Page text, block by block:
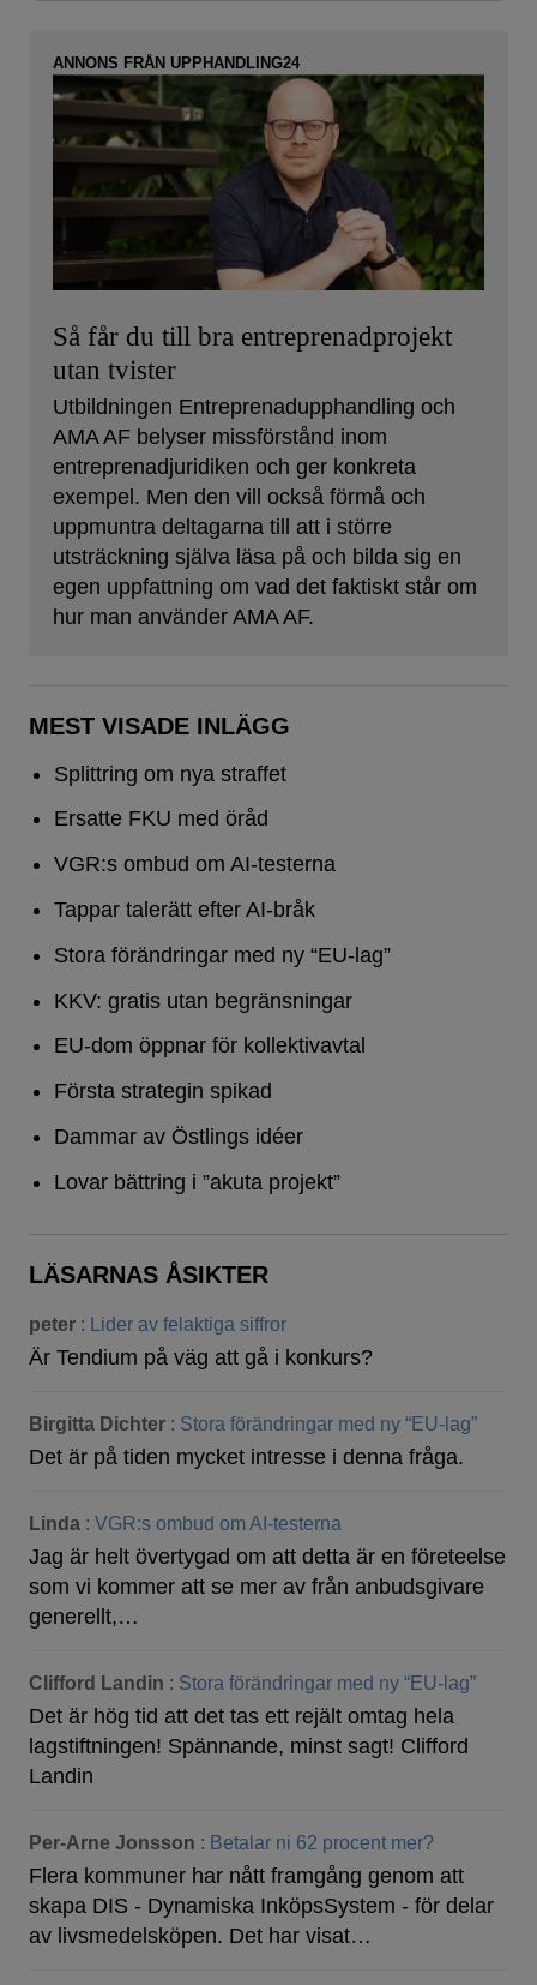
ANNONS FRÅN UPPHANDLING24
Så får du till bra entreprenadprojekt
utan tvister
Utbildningen Entreprenadupphandling och
AMA AF belyser missförstånd inom
entreprenadjuridiken och ger konkreta
exempel. Men den vill också förmå och
uppmuntra deltagarna till att i större
utsträckning själva läsa på och bilda sig en
egen uppfattning om vad det faktiskt står om
hur man använder AMA AF.
MEST VISADE INLÄGG
Splittring om nya straffet
Ersatte FKU med öråd
VGR:s ombud om AI-testerna
Tappar talerätt efter AI-bråk
Stora förändringar med ny “EU-lag”
KKV: gratis utan begränsningar
EU-dom öppnar för kollektivavtal
Första strategin spikad
Dammar av Östlings idéer
Lovar bättring i ”akuta projekt”
LÄSARNAS ÅSIKTER
peter : Lider av felaktiga siffror
Är Tendium på väg att gå i konkurs?
Birgitta Dichter : Stora förändringar med ny “EU-lag”
Det är på tiden mycket intresse i denna fråga.
Linda : VGR:s ombud om AI-testerna
Jag är helt övertygad om att detta är en företeelse
som vi kommer att se mer av från anbudsgivare
generellt,…
Clifford Landin : Stora förändringar med ny “EU-lag”
Det är hög tid att det tas ett rejält omtag hela
lagstiftningen! Spännande, minst sagt! Clifford
Landin
Per-Arne Jonsson : Betalar ni 62 procent mer?
Flera kommuner har nått framgång genom att
skapa DIS - Dynamiska InköpsSystem - för delar
av livsmedelsköpen. Det har visat…